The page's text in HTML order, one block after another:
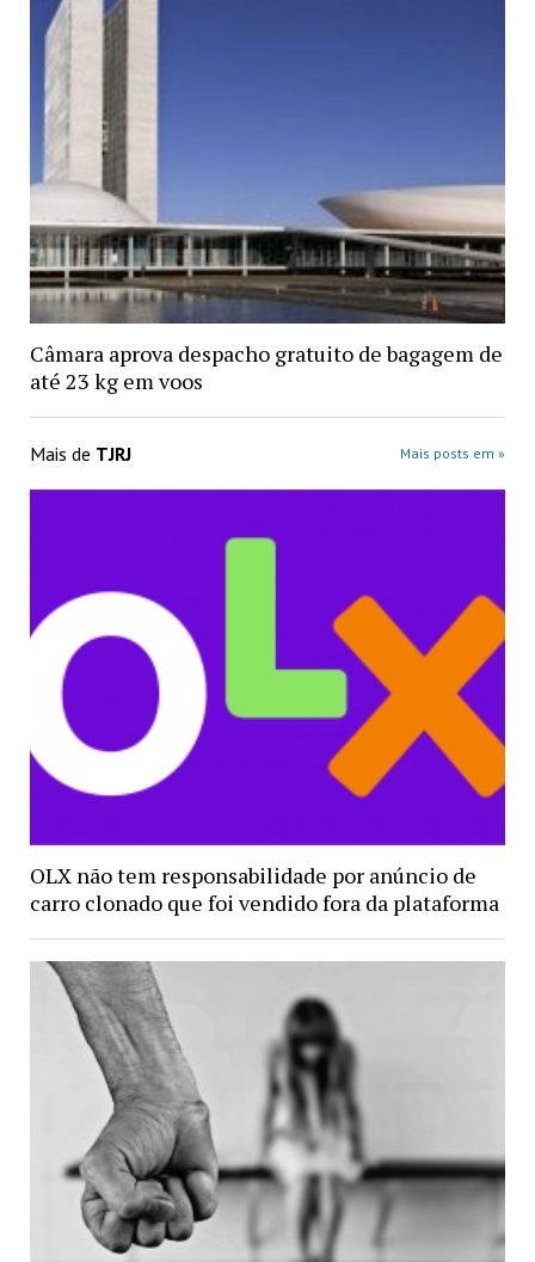
Câmara aprova despacho gratuito de bagagem de
até 23 kg em voos
Mais de TJRJ Mais posts em »
OLX não tem responsabilidade por anúncio de
carro clonado que foi vendido fora da plataforma